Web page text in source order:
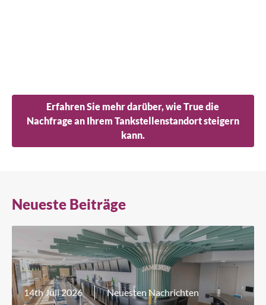
Erfahren Sie mehr darüber, wie True die
Nachfrage an Ihrem Tankstellenstandort steigern
kann.
Neueste Beiträge
14th Juli 2026 Neuesten Nachrichten